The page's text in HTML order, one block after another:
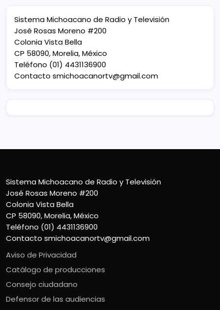
Sistema Michoacano de Radio y Televisión
José Rosas Moreno #200
Colonia Vista Bella
CP 58090, Morelia, México
Teléfono (01) 4431136900
Contacto smichoacanortv@gmail.com
Sistema Michoacano de Radio y Televisión
José Rosas Moreno #200
Colonia Vista Bella
CP 58090, Morelia, México
Teléfono (01) 4431136900
Contacto smichoacanortv@gmail.com
Aviso de Privacidad
Catálogo de producciones
Consejo ciudadano
Defensor de las audiencias